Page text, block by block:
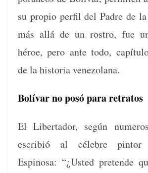
su pro­pio per­fil del Padre de
más allá de un ros­tro, fue
héroe, pero ante todo,
de la his­to­ria venezolana.
Bolí­var no posó para retratos
El Lib­er­ta­dor, según
escribió al céle­bre pin­tor
Espinosa: “¿Ust­ed pre­tende